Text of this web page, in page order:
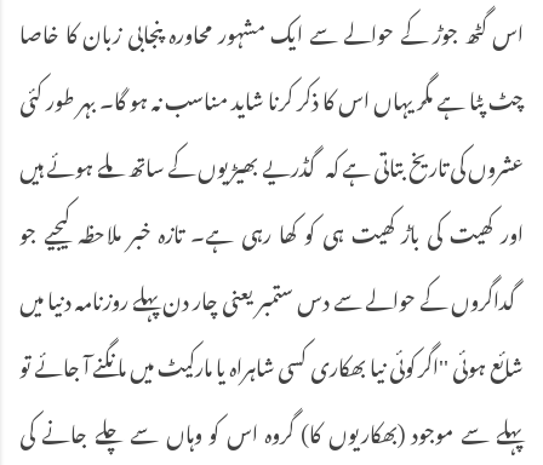
اس گٹھ جوڑ کے حوالے سے ایک مشہور محاورہ پنجابی زبان کا خاصا
چٹ پٹا ہے مگر یہاں اس کا ذکر کرنا شاید مناسب نہ ہو گا۔ بہر طور کئی
عشروں کی تاریخ بتاتی ہے کہ گڈریے بھیڑیوں کے ساتھ ملے ہوئے ہیں
اور کھیت کی باڑ کھیت ہی کو کھا رہی ہے۔ تازہ خبر ملاحظہ کیجیے جو
گداگروں کے حوالے سے دس ستمبر یعنی چار دن پہلے روزنامہ دنیا میں
شائع ہوئی ''اگر کوئی نیا بھکاری کسی شاہراہ یا مارکیٹ میں مانگنے آ جائے تو
پہلے سے موجود (بھکاریوں کا) گروہ اس کو وہاں سے چلے جانے کی